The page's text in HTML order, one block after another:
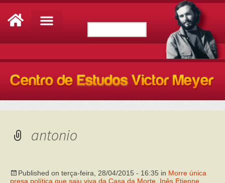
antonio
Published on terça-feira, 28/04/2015 - 16:35 in Morre única
presa política que saiu viva da Casa da Morte, Inês Etienne